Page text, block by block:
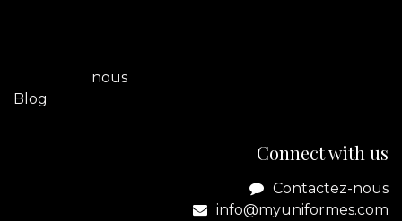
nous
Blog
Connect with us
Contactez-nous
info@myuniformes.com